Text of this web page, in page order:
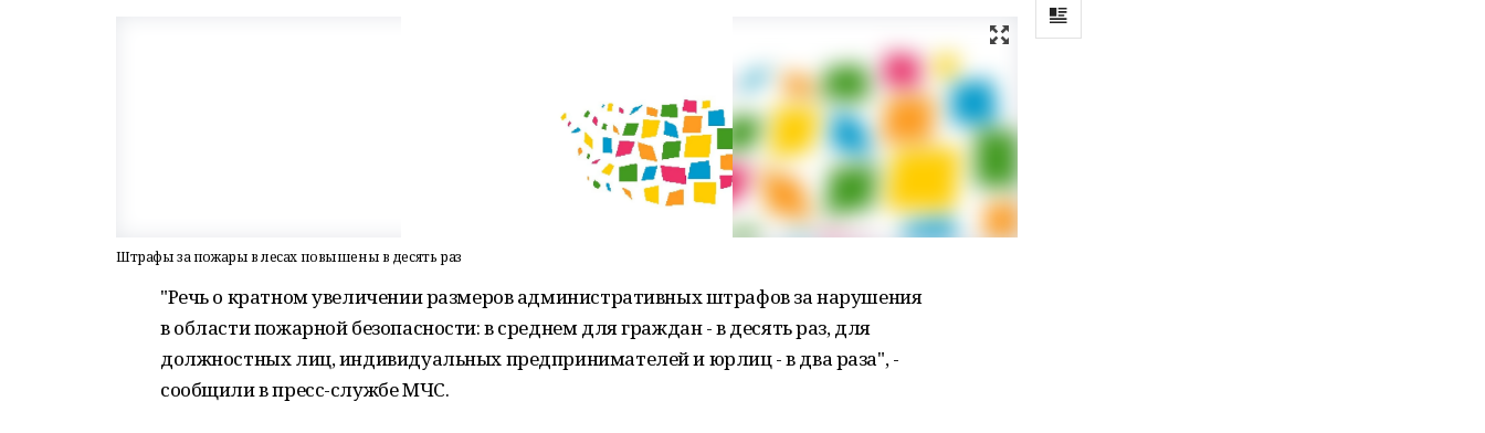
Штрафы за пожары в лесах повышены в десять раз
"Речь о кратном увеличении размеров административных штрафов за нарушения
в области пожарной безопасности: в среднем для граждан - в десять раз, для
должностных лиц, индивидуальных предпринимателей и юрлиц - в два раза", -
сообщили в пресс-службе МЧС.